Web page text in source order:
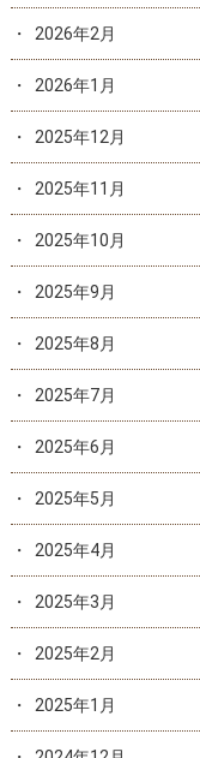
2026年2月
2026年1月
2025年12月
2025年11月
2025年10月
2025年9月
2025年8月
2025年7月
2025年6月
2025年5月
2025年4月
2025年3月
2025年2月
2025年1月